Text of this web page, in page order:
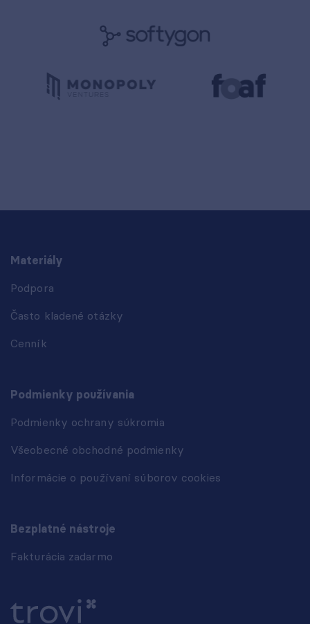
Materiály
Podpora
Často kladené otázky
Cenník
Podmienky používania
Podmienky ochrany súkromia
Všeobecné obchodné podmienky
Informácie o používaní súborov cookies
Bezplatné nástroje
Fakturácia zadarmo